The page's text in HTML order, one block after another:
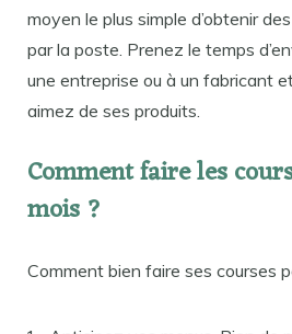
moyen le plus simple d’obtenir
par la poste. Prenez le temps
une entreprise ou à un fabricant
aimez de ses produits.
Comment faire les
mois ?
Comment bien faire ses courses